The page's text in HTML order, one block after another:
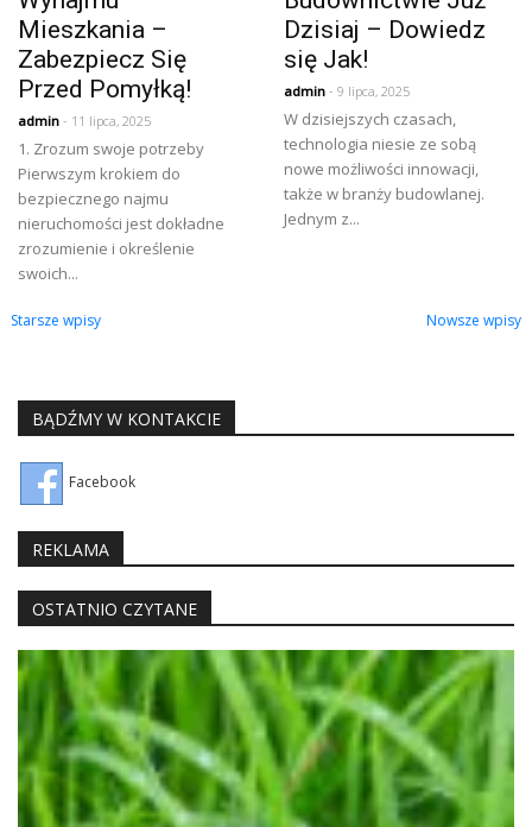
Mieszkania –
Zabezpiecz Się
Przed Pomyłką!
admin - 11 lipca, 2025
1. Zrozum swoje potrzeby
Pierwszym krokiem do
bezpiecznego najmu
nieruchomości jest dokładne
zrozumienie i określenie
swoich...
Dzisiaj – Dowiedz
się Jak!
admin - 9 lipca, 2025
W dzisiejszych czasach,
technologia niesie ze sobą
nowe możliwości innowacji,
także w branży budowlanej.
Jednym z...
Nawigacja
wpisach
Starsze wpisy Nowsze wpisy
BĄDŹMY W KONTAKCIE
Facebook
REKLAMA
OSTATNIO CZYTANE